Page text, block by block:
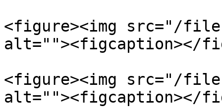
<figure><img src="/files/
alt=""><figcaption></
<figure><img src="/files/